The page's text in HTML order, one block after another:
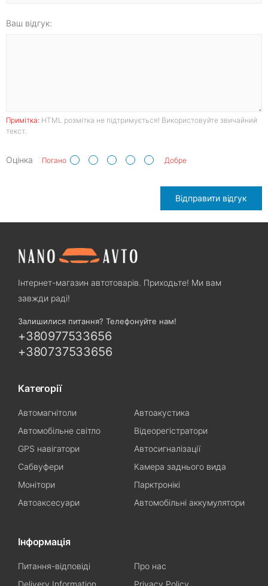
Ваш відгук:
Примітка: HTML розмітка не підтримується! Використовуйте звичайний
текст.
Оцінка Погано Добре
Відправити відгук
Інтернет-магазин автотоварів. Приходьте! Ми вам
завжди раді!
Залишилися питання? Телефонуйте нам!
+380977533656
+380737533656
Категорії
Автомагнітоли
Автоакустика
Автомобільне світло
Відеорегістратори
GPS навігатори
Автосигналізації
Сабвуфери
Камера заднього вида
Монітори
Парктронікі
Автоаксесуари
Автомобільні аккумулятори
Інформація
Питання-відповіді
Про нас